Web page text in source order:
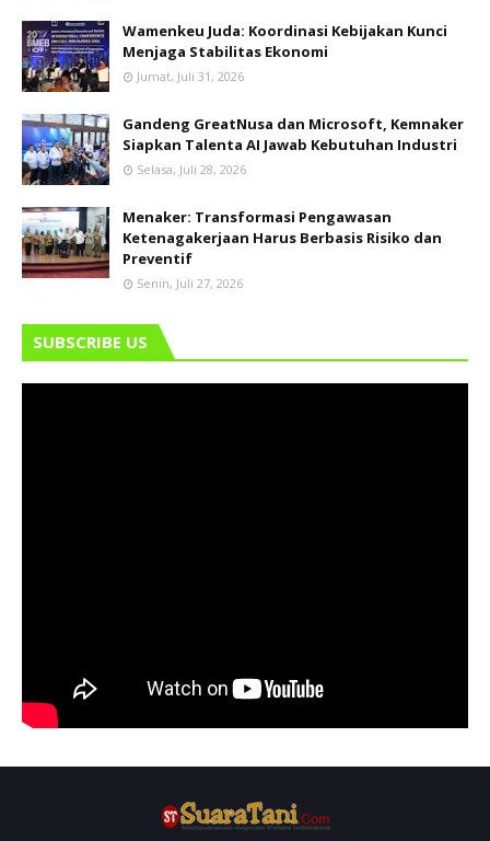
Wamenkeu Juda: Koordinasi Kebijakan Kunci
Menjaga Stabilitas Ekonomi
Jumat, Juli 31, 2026
Gandeng GreatNusa dan Microsoft, Kemnaker
Siapkan Talenta AI Jawab Kebutuhan Industri
Selasa, Juli 28, 2026
Menaker: Transformasi Pengawasan
Ketenagakerjaan Harus Berbasis Risiko dan
Preventif
Senin, Juli 27, 2026
SUBSCRIBE US